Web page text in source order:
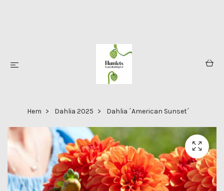
Hem Dahlia 2025 Dahlia ´American Sunset´